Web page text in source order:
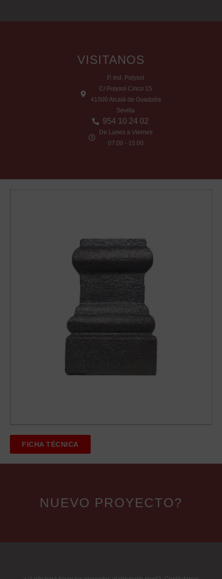
VISITANOS
P. Ind. Polysol
C/ Polysol Cinco 15
41500 Alcalá de Guadaíra
Sevilla
954 10 24 02
De Lunes a Viernes
07:00 - 15:00
FICHA TÉCNICA
NUEVO PROYECTO?